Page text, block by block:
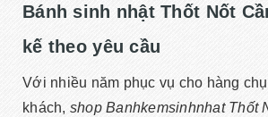
Bánh sinh nhật Thốt Nốt
kế theo yêu cầu
Với nhiều năm phục vụ cho hàng
khách, shop Banhkemsinhnhat Thốt